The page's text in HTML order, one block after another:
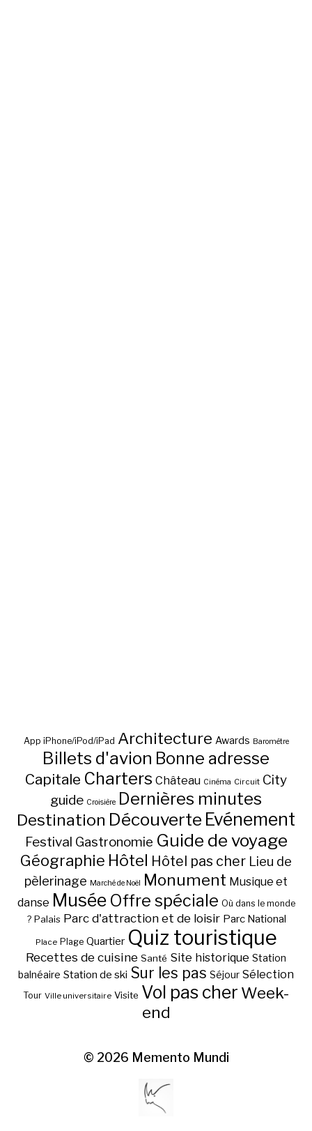
App iPhone/iPod/iPad Architecture Awards Baromètre
Billets d'avion Bonne adresse
Capitale Charters Château Cinéma Circuit City
guide Croisière Dernières minutes
Destination Découverte Evénement
Festival Gastronomie Guide de voyage
Géographie Hôtel Hôtel pas cher Lieu de
pèlerinage Marché de Noël Monument Musique et
danse Musée Offre spéciale Où dans le monde
? Palais Parc d'attraction et de loisir Parc National
Place Plage Quartier Quiz touristique
Recettes de cuisine Santé Site historique Station
balnéaire Station de ski Sur les pas Séjour Sélection
Tour Ville universitaire Visite Vol pas cher Week-
end
© 2026 Memento Mundi